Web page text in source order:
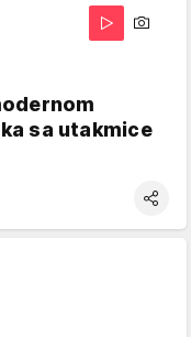
sa utakmice